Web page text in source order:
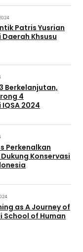
Patris Yusrian
Khsusu
Berkelanjutan,
4
2024
Perkenalkan
Konservasi
as A Journey of
School of Human